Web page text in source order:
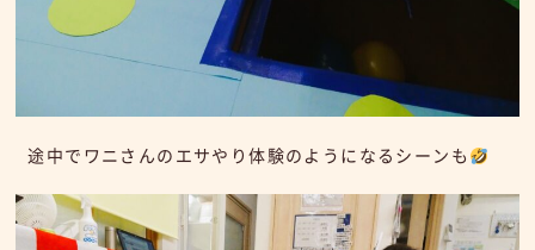
途中でワニさんのエサやり体験のようになるシーンも